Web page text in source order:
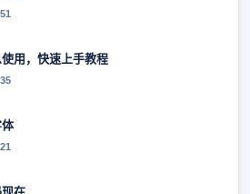
用，快速上手教程